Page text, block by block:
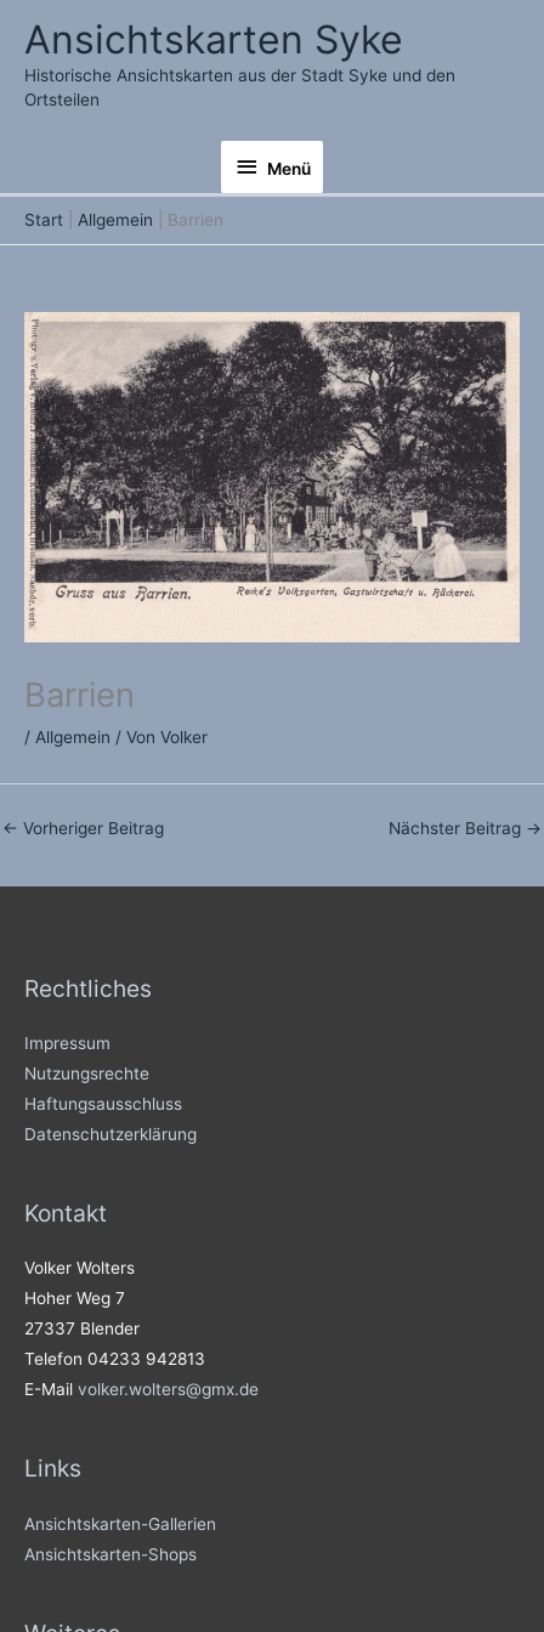
Inhalt
springen
Ansichtskarten Syke
Historische Ansichtskarten aus der Stadt Syke und den
Ortsteilen
Menü
Menü
Start Allgemein Barrien
Barrien
/ Allgemein / Von Volker
← Vorheriger Beitrag Nächster Beitrag →
Rechtliches
Impressum
Nutzungsrechte
Haftungsausschluss
Datenschutzerklärung
Kontakt
Volker Wolters
Hoher Weg 7
27337 Blender
Telefon 04233 942813
E-Mail volker.wolters@gmx.de
Links
Ansichtskarten-Gallerien
Ansichtskarten-Shops